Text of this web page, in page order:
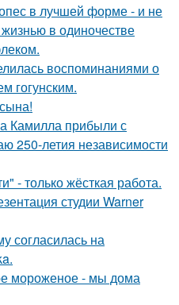
в лучшей форме - и не
в одиночестве
воспоминаниями о
гогунским.
Камилла прибыли с
250-летия независимости
- только жёсткая работа.
студии Warner
согласилась на
мороженое - мы дома